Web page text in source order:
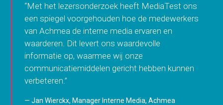
“Met het lezersonderzoek heeft MediaTest ons
een spiegel voorgehouden hoe de medewerkers
van Achmea de interne media ervaren en
waarderen. Dit levert ons waardevolle
informatie op, waarmee wij onze
communicatiemiddelen gericht hebben kunnen
verbeteren.”
Jan Wierckx, Manager Interne Media, Achmea